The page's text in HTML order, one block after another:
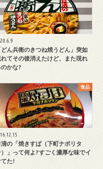
どん兵衛のきつね焼うどん」突如
てその後消えたけど、また現れ
のかな?
食品
清の「焼きすぱ（下町ナポリタ
）」って何よ? すごく濃厚な味でイ
た!